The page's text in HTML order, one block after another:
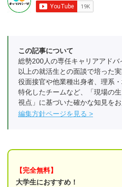
この記事について
総勢200人の専任キャリアアド
以上の就活生との面談で培った
役面接官や他業種出身者、理系
特化したチームなど、「現場の
視点」に基づいた確かな知見をお
編集方針ページを見る
【完全無料】
大学生におすすめ！